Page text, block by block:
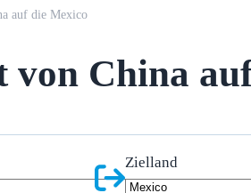
auf die Mexico
von China
Zielland